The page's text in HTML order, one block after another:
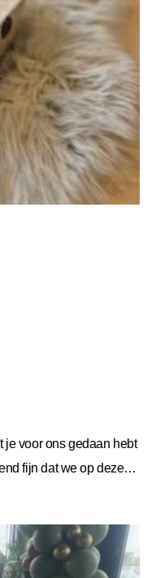
je voor ons gedaan hebt
fijn dat we op deze